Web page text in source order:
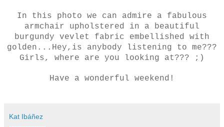
In this photo we can admire a fabulous
armchair upholstered in a beautiful
burgundy vevlet fabric embellished with
golden...Hey,is anybody listening to me???
Girls, where are you looking at??? ;)
Have a wonderful weekend!
Kat Ibáñez